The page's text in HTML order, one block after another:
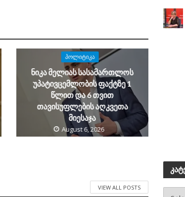
ᲞᲝᲚᲘᲢᲘᲙᲐ
ნიკა მელიას სასამართლოს
უპატივცემლობის ფაქტზე 1
წლით და 6 თვით
თავისუფლების აღკვეთა
მიესაჯა
August 6, 2026
VIEW ALL POSTS